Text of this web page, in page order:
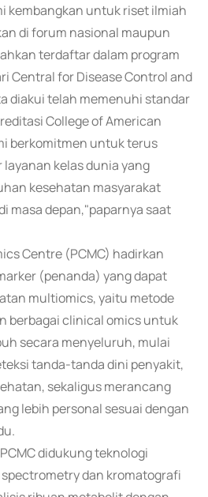
kembangkan untuk riset ilmiah
di forum nasional maupun
terdaftar dalam program
Central for Disease Control and
diakui telah memenuhi standar
College of American
berkomitmen untuk terus
kelas dunia yang
kesehatan masyarakat
masa depan,"paparnya saat
Centre (PCMC) hadirkan
(penanda) yang dapat
multiomics, yaitu metode
berbagai clinical omics untuk
secara menyeluruh, mulai
tanda-tanda dini penyakit,
sekaligus merancang
lebih personal sesuai dengan
didukung teknologi
dan kromatografi